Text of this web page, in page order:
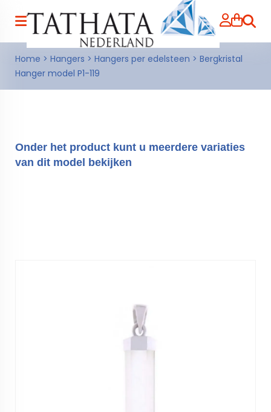
Home > Hangers > Hangers per edelsteen > Bergkristal
Hanger model P1-119
Onder het product kunt u meerdere variaties
van dit model bekijken